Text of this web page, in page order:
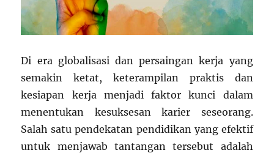
Di era globalisasi dan persaingan kerja yang
semakin ketat, keterampilan praktis dan
kesiapan kerja menjadi faktor kunci dalam
menentukan kesuksesan karier seseorang.
Salah satu pendekatan pendidikan yang efektif
untuk menjawab tantangan tersebut adalah